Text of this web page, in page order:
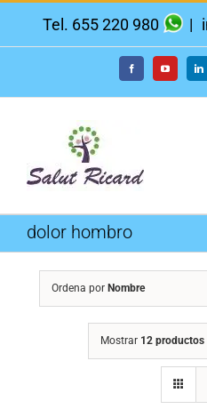
Tel. 655 220 980 |
FacebookYouTube
dolor hombro
Ordena por Nombre
Mostrar 12 productos